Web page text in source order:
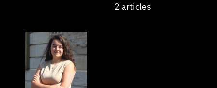
2 articles